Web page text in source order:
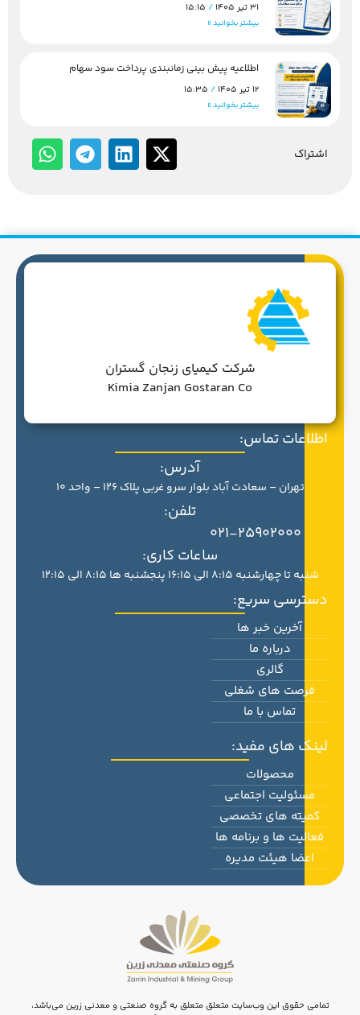
اشتراک
31 تیر 1405
بیشتر بخوانید »
اطلاعیه پیش بینی زمانبندی پرداخت سود سهام
12 تیر 1405
بیشتر بخوانید »
اطلاعات تماس:
آدرس:
تهران – سعادت آباد بلوار سرو غربی پلاک 126 – واحد 10
تلفن:
021-25902000
ساعات کاری:
شنبه تا چهارشنبه 8:15 الی 16:15 پنجشنبه ها 8:15 الی 12:15
دسترسی سریع:
آخرین خبر ها
درباره ما
گالری
فرصت های شغلی
تماس با ما
لینک های مفید:
محصولات
مسئولیت اجتماعی
کمیته های تخصصی
فعالیت ها و برنامه ها
اعضا هیئت مدیره
شرکت کیمیای زنجان گستران
Kimia Zanjan Gostaran Co
تمامی حقوق این وب‌سایت متعلق متعلق به گروه صنعتی و معدنی زرین می‌باشد،